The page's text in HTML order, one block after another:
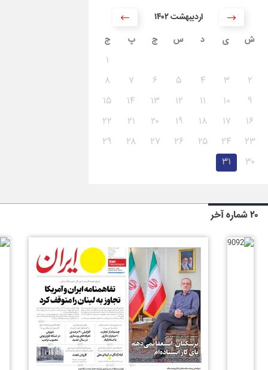
۱۴۰۲ اردیبهشت
ش
ی د س چ پ ج
۱
۲
۳ ۴ ۵ ۶ ۷
۸
۹
۱۰ ۱۱ ۱۲ ۱۳ ۱۴
۱۵
۱۶
۱۷ ۱۸ ۱۹ ۲۰ ۲۱
۲۲
۲۳
۲۴ ۲۵ ۲۶ ۲۷ ۲۸
۲۹
۳۰
۳۱
۲۰ شماره آخر